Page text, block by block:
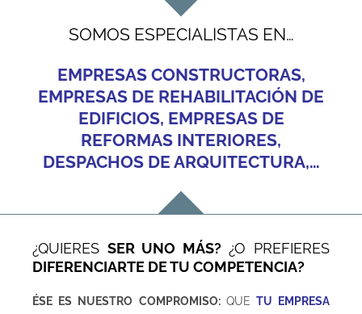
SOMOS ESPECIALISTAS EN…
EMPRESAS CONSTRUCTORAS,
EMPRESAS DE REHABILITACIÓN DE
EDIFICIOS, EMPRESAS DE
REFORMAS INTERIORES,
DESPACHOS DE ARQUITECTURA,…
¿QUIERES SER UNO MÁS?¿O PREFIERES
DIFERENCIARTE DE TU COMPETENCIA?
ÉSE ES NUESTRO COMPROMISO: QUE TU EMPRESA